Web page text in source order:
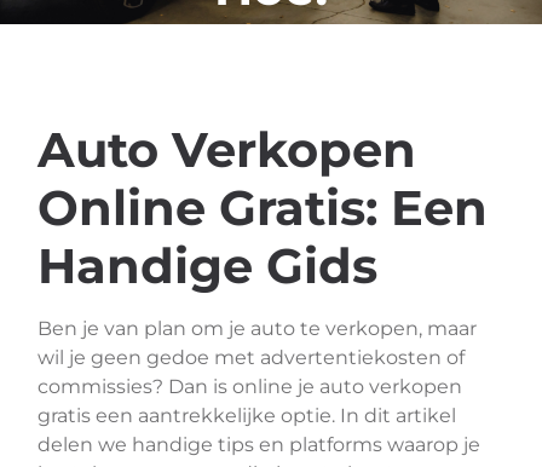
Auto Verkopen
Online Gratis: Een
Handige Gids
Ben je van plan om je auto te verkopen, maar
wil je geen gedoe met advertentiekosten of
commissies? Dan is online je auto verkopen
gratis een aantrekkelijke optie. In dit artikel
delen we handige tips en platforms waarop je